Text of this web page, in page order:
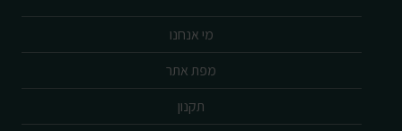
מי אנחנו
מפת אתר
תקנון